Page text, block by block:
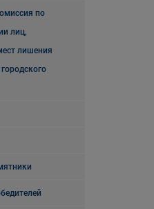
по
лиц,
лишения